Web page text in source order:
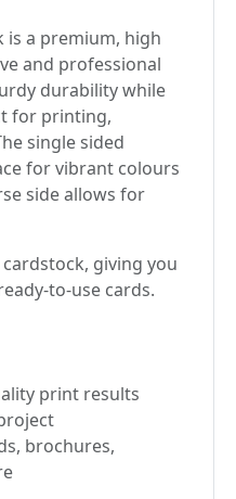
is a premium, high
and professional
durability while
for printing,
single sided
for vibrant colours
side allows for
giving you
to-use cards.
print results
brochures,